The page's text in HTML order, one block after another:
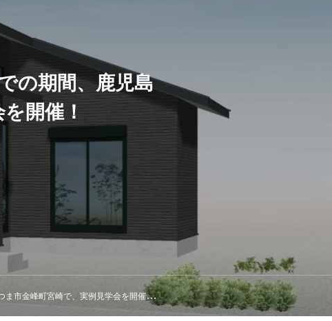
の期間、鹿児島
開催！
市金峰町宮崎で、実例見学会を開催！